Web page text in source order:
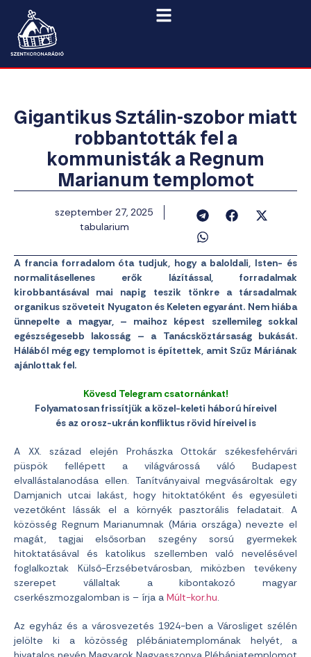
Gigantikus Sztálin-szobor miatt
robbantották fel a
kommunisták a Regnum
Marianum templomot
szeptember 27, 2025
tabularium
A francia forradalom óta tudjuk, hogy a baloldali, Isten- és
normalitásellenes erők lázítással, forradalmak
kirobbantásával mai napig teszik tönkre a társadalmak
organikus szöveteit Nyugaton és Keleten egyaránt. Nem hiába
ünnepelte a magyar, – maihoz képest szellemileg sokkal
egészségesebb lakosság – a Tanácsköztársaság bukását.
Hálából még egy templomot is építettek, amit Szűz Máriának
ajánlottak fel.
Kövesd Telegram csatornánkat!
Folyamatosan frissítjük a közel-keleti háború híreivel
és az orosz-ukrán konfliktus rövid híreivel is
A XX. század elején Prohászka Ottokár székesfehérvári
püspök fellépett a világvárossá váló Budapest
elvallástalanodása ellen. Tanítványaival megvásároltak egy
Damjanich utcai lakást, hogy hitoktatóként és egyesületi
vezetőként lássák el a környék pasztorális feladatait. A
közösség Regnum Marianumnak (Mária országa) nevezte el
magát, tagjai elsősorban szegény sorsú gyermekek
hitoktatásával és katolikus szellemben való nevelésével
foglalkoztak Külső-Erzsébetvárosban, miközben tevékeny
szerepet vállaltak a kibontakozó magyar
cserkészmozgalomban is – írja a Múlt-kor.hu.
Az egyház és a városvezetés 1924-ben a Városliget szélén
jelölte ki a közösség plébániatemplomának helyét, a